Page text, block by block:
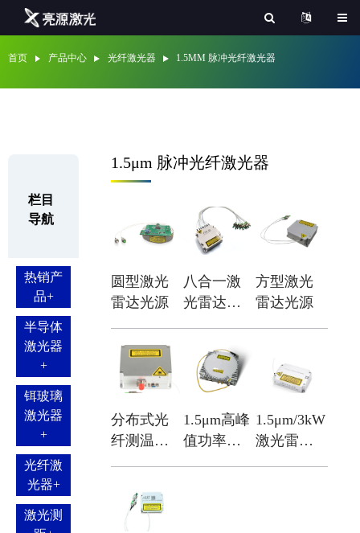
首页 产品中心 光纤激光器 1.5ΜM 脉冲光纤激光器
栏目
导航
热销产
品+
半导体
激光器
+
铒玻璃
激光器
+
光纤激
光器+
激光测
1.5μm 脉冲光纤激光器
圆型激光
雷达光源
八合一激
光雷达光
方型激光
雷达光源
分布式光
纤测温激
1.5μm高峰
值功率脉
1.5μm/3kW
激光雷达